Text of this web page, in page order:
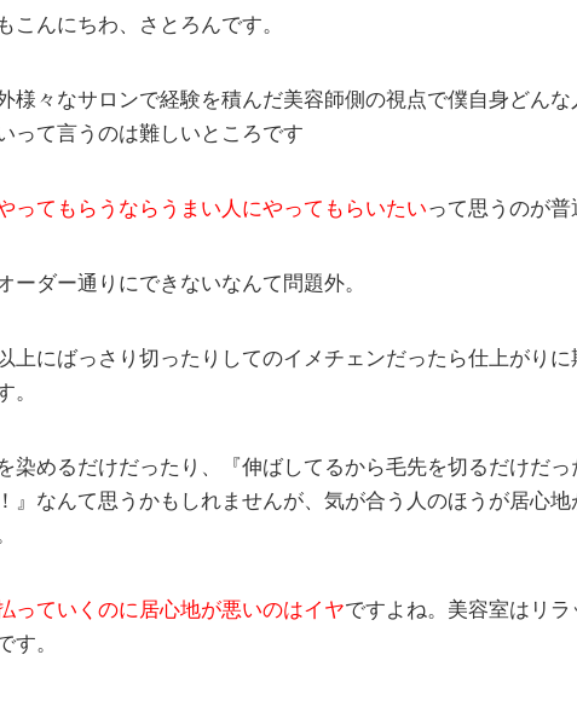
こんにちわ、さとろんです。
様々なサロンで経験を積んだ美容師側の視点で僕自身どんな
って言うのは難しいところです
ってもらうならうまい人にやってもらいたいって思うのが普
ーダー通りにできないなんて問題外。
上にばっさり切ったりしてのイメチェンだったら仕上がりに
。
染めるだけだったり、『伸ばしてるから毛先を切るだけだっ
』なんて思うかもしれませんが、気が合う人のほうが居心地
っていくのに居心地が悪いのはイヤですよね。美容室はリラ
す。